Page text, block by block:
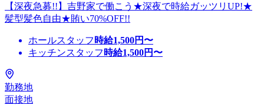
【深夜急募!!】吉野家で働こう★深夜で時給ガッツリUP!★
髪型髪色自由★賄い70%OFF!!
ホールスタッフ 時給1,500円〜
キッチンスタッフ 時給1,500円〜
勤務地
面接地